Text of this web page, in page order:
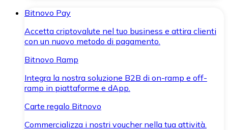
Bitnovo Pay
Accetta criptovalute nel tuo business e attira clienti
con un nuovo metodo di pagamento.
Bitnovo Ramp
Integra la nostra soluzione B2B di on-ramp e off-
ramp in piattaforme e dApp.
Carte regalo Bitnovo
Commercializza i nostri voucher nella tua attività.